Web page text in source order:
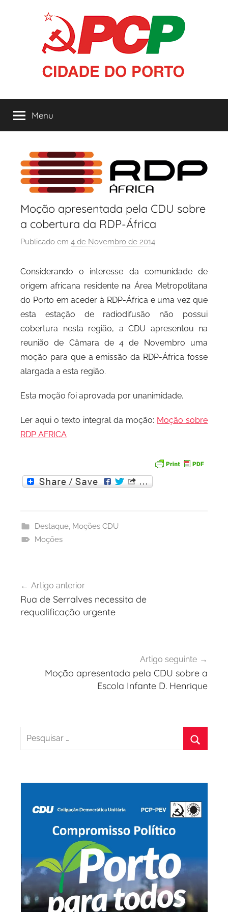
PCP
|
Cidade
do
Porto
Menu
Moção apresentada pela CDU sobre
a cobertura da RDP-África
Publicado em 4 de Novembro de 2014
r
P
i
d
a
P
r
Considerando o interesse da comunidade de
origem africana residente na Área Metropolitana
do Porto em aceder à RDP-África e uma vez que
esta estação de radiodifusão não possui
cobertura nesta região, a CDU apresentou na
reunião de Câmara de 4 de Novembro uma
moção para que a emissão da RDP-África fosse
alargada a esta região.
Esta moção foi aprovada por unanimidade.
Ler aqui o texto integral da moção: Moção sobre
RDP AFRICA
Destaque, Moções CDU
Moções
de
artigos
Artigo anterior
Rua de Serralves necessita de
requalificação urgente
Artigo seguinte
Moção apresentada pela CDU sobre a
Escola Infante D. Henrique
Pesquisar